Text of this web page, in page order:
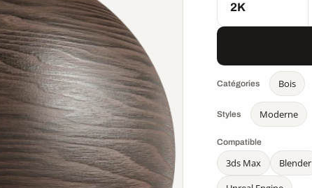
2K
Catégories Bois
Styles Moderne
Compatible
3ds Max Blender